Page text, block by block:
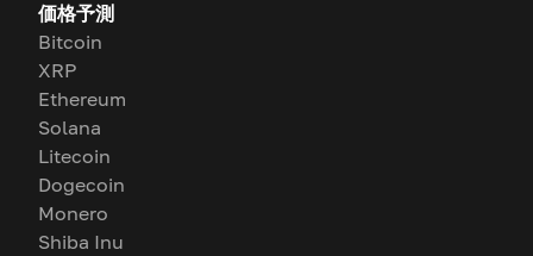
価格予測
Bitcoin
XRP
Ethereum
Solana
Litecoin
Dogecoin
Monero
Shiba Inu